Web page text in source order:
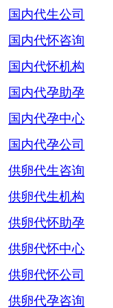
国内代生公司
国内代怀咨询
国内代怀机构
国内代孕助孕
国内代孕中心
国内代孕公司
供卵代生咨询
供卵代生机构
供卵代怀助孕
供卵代怀中心
供卵代怀公司
供卵代孕咨询